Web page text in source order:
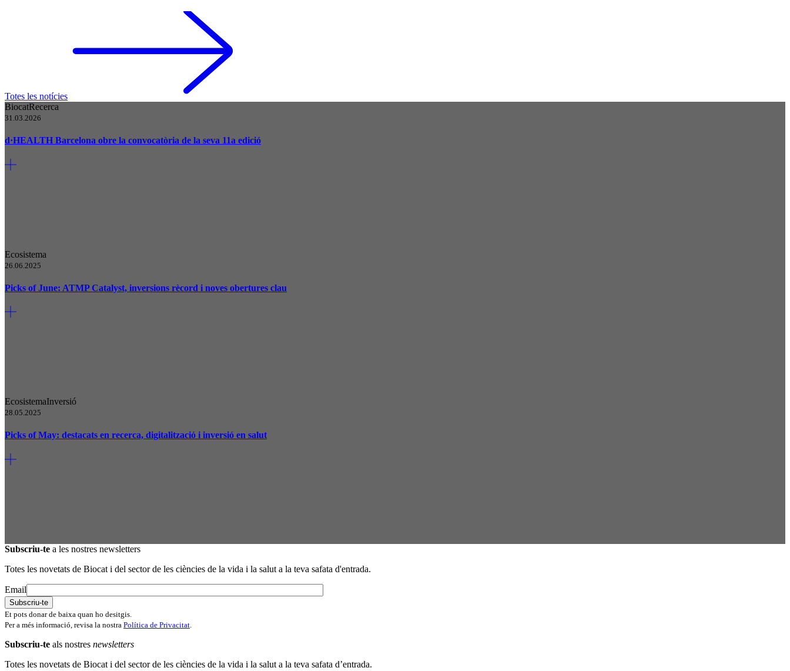
Totes les notícies
BiocatRecerca
31.03.2026
d·HEALTH Barcelona obre la convocatòria de la seva 11a edició
Ecosistema
26.06.2025
Picks of June: ATMP Catalyst, inversions rècord i noves obertures clau
EcosistemaInversió
28.05.2025
Picks of May: destacats en recerca, digitalització i inversió en salut
Subscriu-te a les nostres newsletters
Totes les novetats de Biocat i del sector de les ciències de la vida i la salut a la teva safata d'entrada.
Email
Et pots donar de baixa quan ho desitgis.
Per a més informació, revisa la nostra Política de Privacitat
Subscriu-te als nostres newsletters
Totes les novetats de Biocat i del sector de les ciències de la vida i la salut a la teva safata d’entrada.